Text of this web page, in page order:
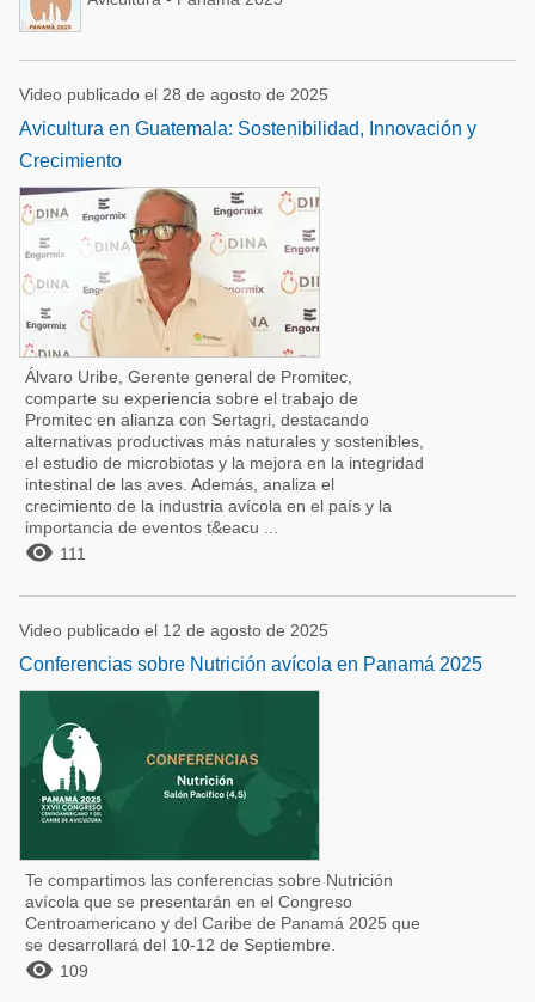
Video publicado el 28 de agosto de 2025
Avicultura en Guatemala: Sostenibilidad, Innovación y
Crecimiento
Álvaro Uribe, Gerente general de Promitec,
comparte su experiencia sobre el trabajo de
Promitec en alianza con Sertagri, destacando
alternativas productivas más naturales y sostenibles,
el estudio de microbiotas y la mejora en la integridad
intestinal de las aves. Además, analiza el
crecimiento de la industria avícola en el país y la
importancia de eventos t&eacu ...
 111
Video publicado el 12 de agosto de 2025
Conferencias sobre Nutrición avícola en Panamá 2025
Te compartimos las conferencias sobre Nutrición
avícola que se presentarán en el Congreso
Centroamericano y del Caribe de Panamá 2025 que
se desarrollará del 10-12 de Septiembre.
 109